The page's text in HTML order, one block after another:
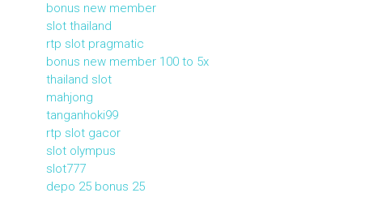
bonus new member
slot thailand
rtp slot pragmatic
bonus new member 100 to 5x
thailand slot
mahjong
tanganhoki99
rtp slot gacor
slot olympus
slot777
depo 25 bonus 25